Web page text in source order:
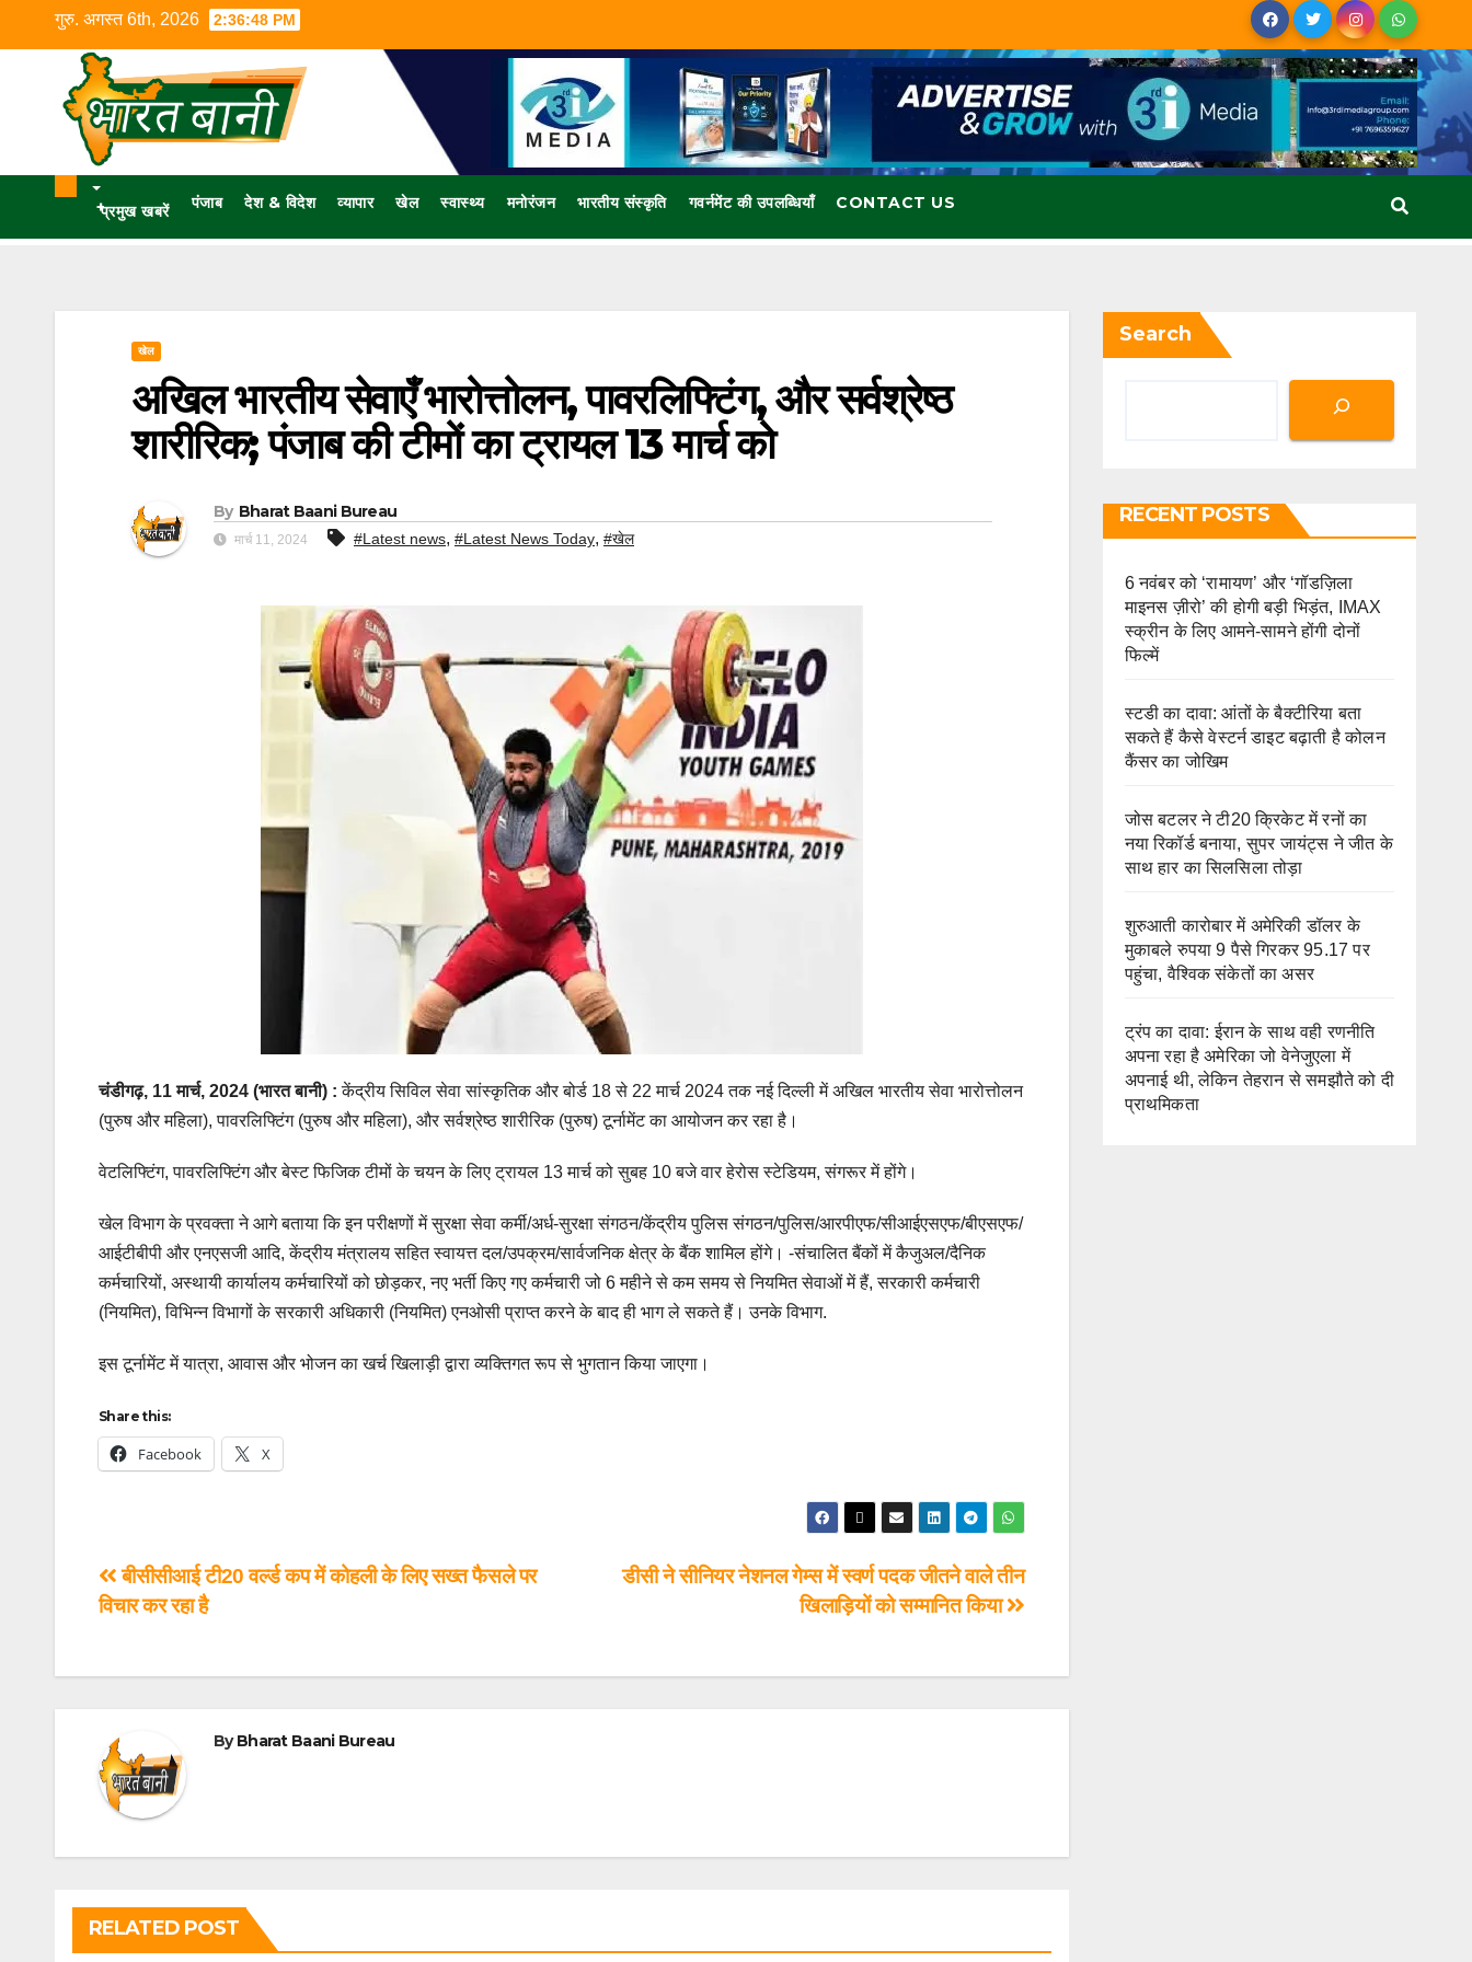
गुरु. अगस्त 6th, 2026 2:36:49 PM
+प्रमुख खबरें पंजाब देश & विदेश व्यापार खेल स्वास्थ्य मनोरंजन भारतीय संस्कृति गवर्नमेंट की उपलब्धियाँ CONTACT US
खेल
अखिल भारतीय सेवाएँ भारोत्तोलन, पावरलिफ्टिंग, और सर्वश्रेष्ठ
शारीरिक; पंजाब की टीमों का ट्रायल 13 मार्च को
By Bharat Baani Bureau
मार्च 11, 2024 #Latest news, #Latest News Today, #खेल
चंडीगढ़, 11 मार्च, 2024 (भारत बानी) : केंद्रीय सिविल सेवा सांस्कृतिक और बोर्ड 18 से 22 मार्च 2024 तक नई दिल्ली में अखिल भारतीय सेवा भारोत्तोलन
(पुरुष और महिला), पावरलिफ्टिंग (पुरुष और महिला), और सर्वश्रेष्ठ शारीरिक (पुरुष) टूर्नामेंट का आयोजन कर रहा है।
वेटलिफ्टिंग, पावरलिफ्टिंग और बेस्ट फिजिक टीमों के चयन के लिए ट्रायल 13 मार्च को सुबह 10 बजे वार हेरोस स्टेडियम, संगरूर में होंगे।
खेल विभाग के प्रवक्ता ने आगे बताया कि इन परीक्षणों में सुरक्षा सेवा कर्मी/अर्ध-सुरक्षा संगठन/केंद्रीय पुलिस संगठन/पुलिस/आरपीएफ/सीआईएसएफ/बीएसएफ/
आईटीबीपी और एनएसजी आदि, केंद्रीय मंत्रालय सहित स्वायत्त दल/उपक्रम/सार्वजनिक क्षेत्र के बैंक शामिल होंगे। -संचालित बैंकों में कैजुअल/दैनिक
कर्मचारियों, अस्थायी कार्यालय कर्मचारियों को छोड़कर, नए भर्ती किए गए कर्मचारी जो 6 महीने से कम समय से नियमित सेवाओं में हैं, सरकारी कर्मचारी
(नियमित), विभिन्न विभागों के सरकारी अधिकारी (नियमित) एनओसी प्राप्त करने के बाद ही भाग ले सकते हैं। उनके विभाग.
इस टूर्नामेंट में यात्रा, आवास और भोजन का खर्च खिलाड़ी द्वारा व्यक्तिगत रूप से भुगतान किया जाएगा।
Share this:
Facebook X
डीसी ने सीनियर नेशनल गेम्स में स्वर्ण पदक जीतने वाले तीन
खिलाड़ियों को सम्मानित किया
बीसीसीआई टी20 वर्ल्ड कप में कोहली के लिए सख्त फैसले पर
विचार कर रहा है
ByBharat Baani Bureau
RELATED POST
Search
RECENT POSTS
6 नवंबर को ‘रामायण’ और ‘गॉडज़िला
माइनस ज़ीरो’ की होगी बड़ी भिड़ंत, IMAX
स्क्रीन के लिए आमने-सामने होंगी दोनों
फिल्में
स्टडी का दावा: आंतों के बैक्टीरिया बता
सकते हैं कैसे वेस्टर्न डाइट बढ़ाती है कोलन
कैंसर का जोखिम
जोस बटलर ने टी20 क्रिकेट में रनों का
नया रिकॉर्ड बनाया, सुपर जायंट्स ने जीत के
साथ हार का सिलसिला तोड़ा
शुरुआती कारोबार में अमेरिकी डॉलर के
मुकाबले रुपया 9 पैसे गिरकर 95.17 पर
पहुंचा, वैश्विक संकेतों का असर
ट्रंप का दावा: ईरान के साथ वही रणनीति
अपना रहा है अमेरिका जो वेनेजुएला में
अपनाई थी, लेकिन तेहरान से समझौते को दी
प्राथमिकता